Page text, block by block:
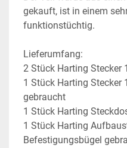
gekauft, ist in einem
funktionstüchtig.
Lieferumfang:
2 Stück Harting Stecker
1 Stück Harting Stecker
gebraucht
1 Stück Harting
1 Stück Harting
Befestigungsbügel